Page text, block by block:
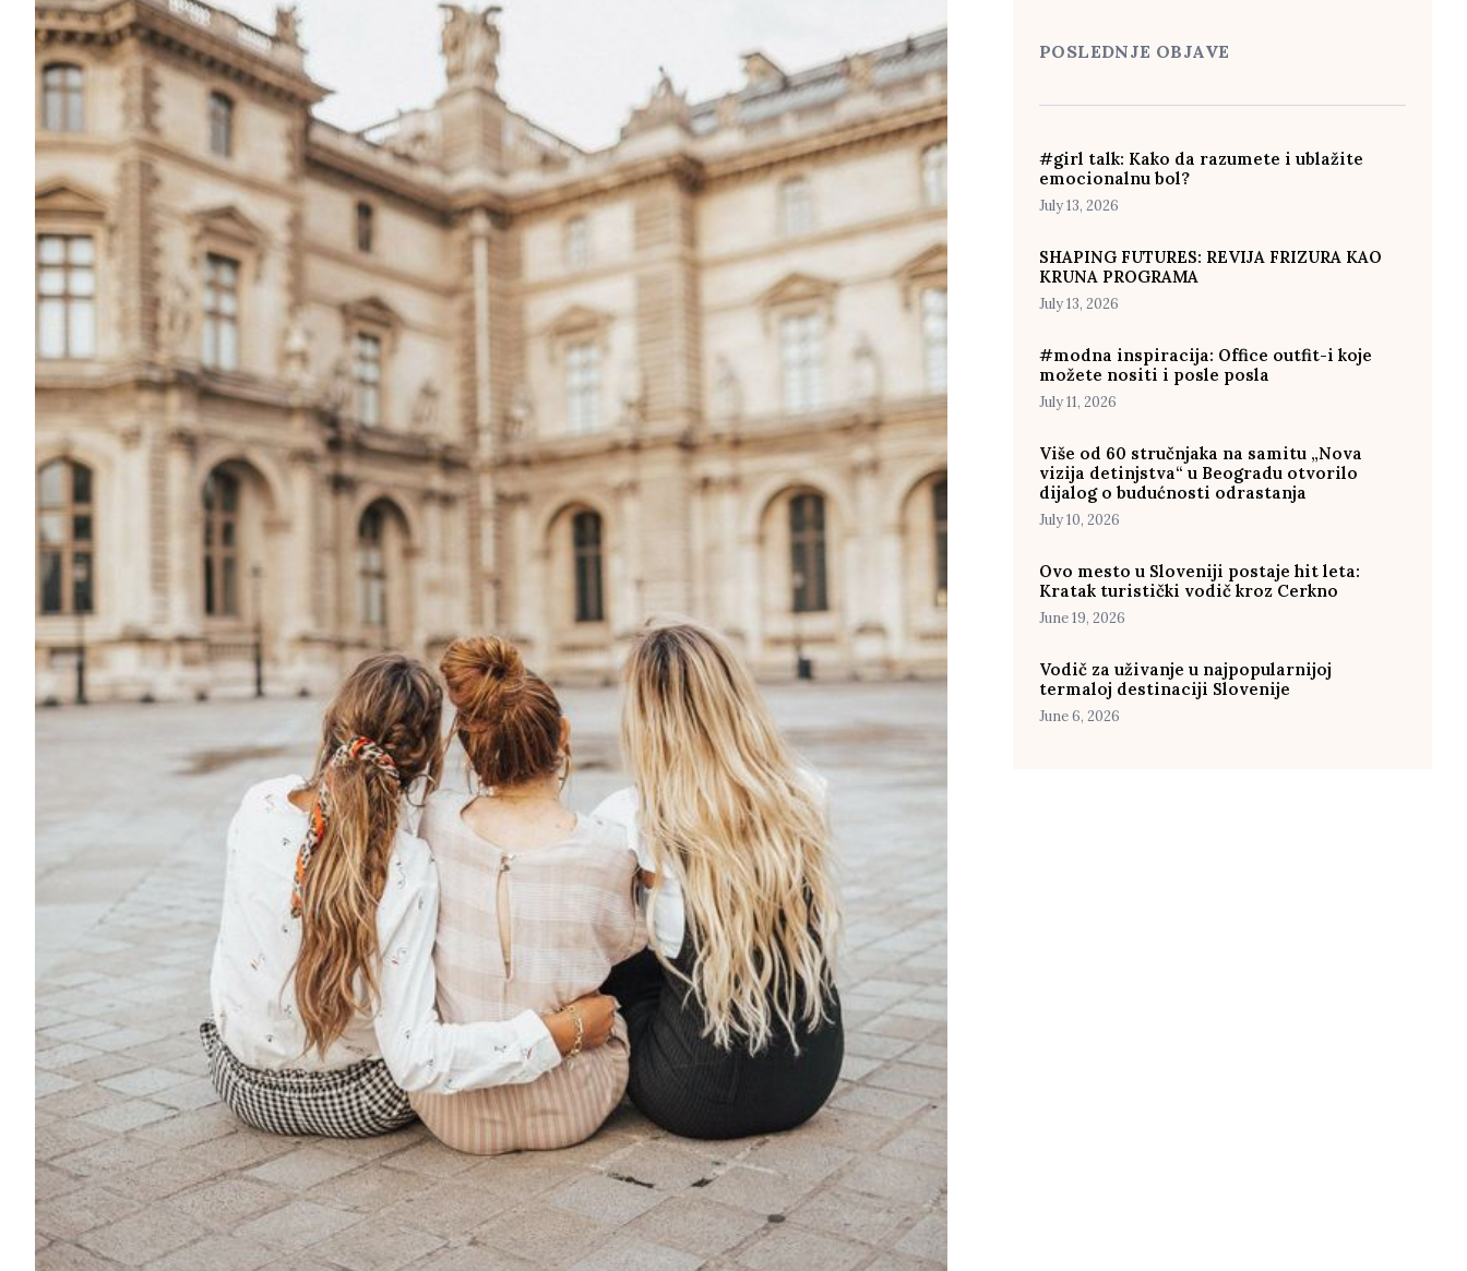
POSLEDNJE OBJAVE
#girl talk: Kako da razumete i ublažite
emocionalnu bol?
July 13, 2026
SHAPING FUTURES: REVIJA FRIZURA KAO
KRUNA PROGRAMA
July 13, 2026
#modna inspiracija: Office outfit-i koje
možete nositi i posle posla
July 11, 2026
Više od 60 stručnjaka na samitu „Nova
vizija detinjstva“ u Beogradu otvorilo
dijalog o budućnosti odrastanja
July 10, 2026
Ovo mesto u Sloveniji postaje hit leta:
Kratak turistički vodič kroz Cerkno
June 19, 2026
Vodič za uživanje u najpopularnijoj
termaloj destinaciji Slovenije
June 6, 2026